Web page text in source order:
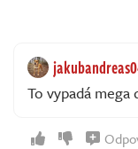
To vypadá